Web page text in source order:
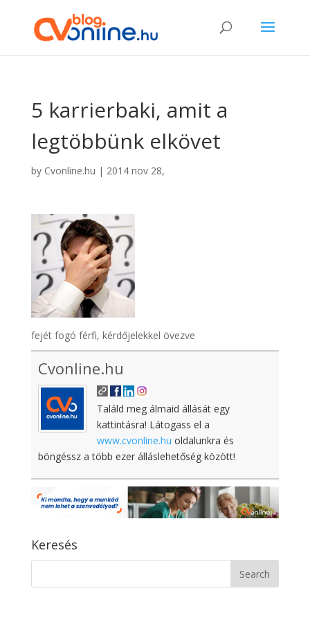
5 karrierbaki, amit a
legtöbbünk elkövet
by Cvonline.hu | 2014 nov 28,
fejét fogó férfi, kérdőjelekkel övezve
Cvonline.hu
Találd meg álmaid állását egy
kattintásra! Látogass el a
www.cvonline.hu oldalunkra és
böngéssz a több ezer álláslehetőség között!
Keresés